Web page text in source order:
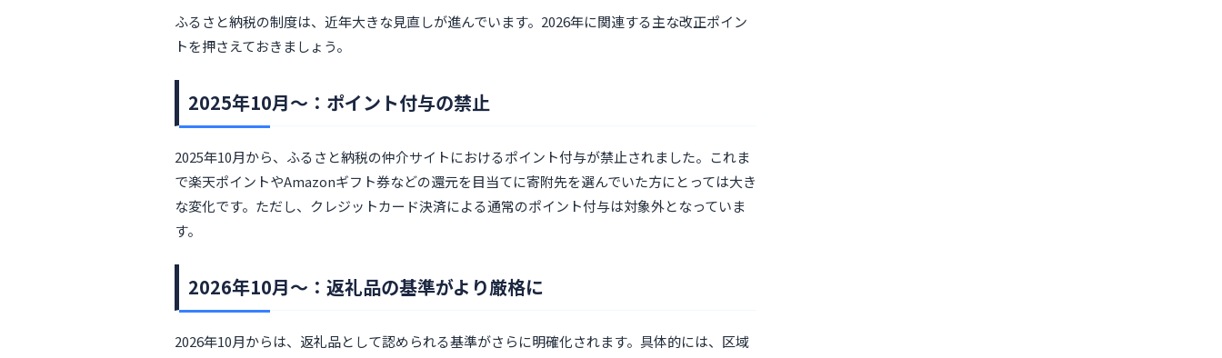
ふるさと納税の制度は、近年大きな見直しが進んでいます。2026年に関連する主な改正ポイン
トを押さえておきましょう。
2025年10月〜：ポイント付与の禁止
2025年10月から、ふるさと納税の仲介サイトにおけるポイント付与が禁止されました。これま
で楽天ポイントやAmazonギフト券などの還元を目当てに寄附先を選んでいた方にとっては大き
な変化です。ただし、クレジットカード決済による通常のポイント付与は対象外となっていま
す。
2026年10月〜：返礼品の基準がより厳格に
2026年10月からは、返礼品として認められる基準がさらに明確化されます。具体的には、区域